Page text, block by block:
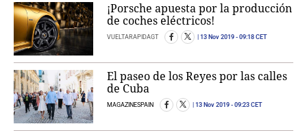
¡Porsche apuesta por la producción
de coches eléctricos!
VUELTARAPIDAGT 13 Nov 2019 - 09:18 CET
El paseo de los Reyes por las calles
de Cuba
MAGAZINESPAIN 13 Nov 2019 - 09:23 CET